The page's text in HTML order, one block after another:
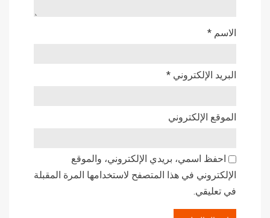
الاسم *
البريد الإلكتروني *
الموقع الإلكتروني
احفظ اسمي، بريدي الإلكتروني، والموقع
الإلكتروني في هذا المتصفح لاستخدامها المرة المقبلة
في تعليقي.